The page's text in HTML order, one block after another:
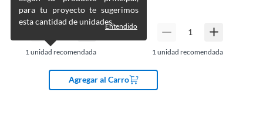
1 unidad recomendada
para tu proyecto te sugerimos
esta cantidad de unidades.Entendido
1 unidad recomendada
Agregar al Carro